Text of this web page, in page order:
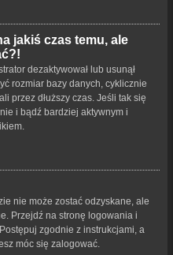
jakiś czas temu, ale
dezaktywował lub usunął
rozmiar bazy danych, cyklicznie
przez dłuższy czas. Jeśli tak się
i bądź bardziej aktywnym i
nie może zostać odzyskane, ale
Przejdź na stronę logowania i
zgodnie z instrukcjami, a
móc się zalogować.